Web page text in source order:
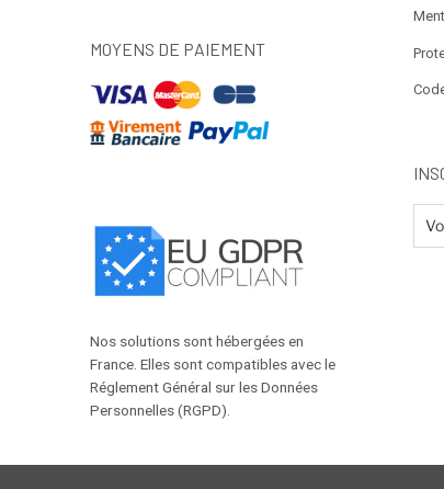
MOYENS DE PAIEMENT
Nos solutions sont hébergées en
France. Elles sont compatibles avec le
Réglement Général sur les Données
Personnelles (RGPD).